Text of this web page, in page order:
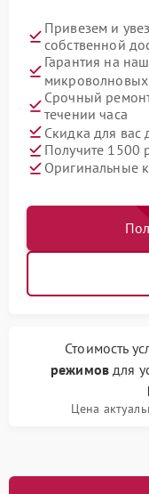
Привезем и
собственной
Гарантия на
Срочный
течении часа
Скидка для вас
Получите 1500
Оригинальные
Стоимость
режимовдля
Цена